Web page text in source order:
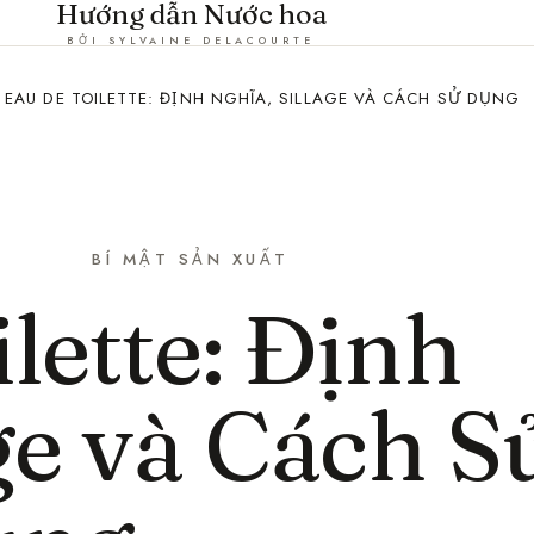
Hướng dẫn Nước hoa
BỞI SYLVAINE DELACOURTE
EAU DE TOILETTE: ĐỊNH NGHĨA, SILLAGE VÀ CÁCH SỬ DỤNG
BÍ MẬT SẢN XUẤT
Định
và Cách